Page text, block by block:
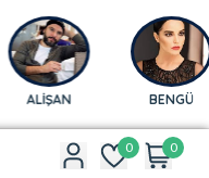
ALİŞAN BENGÜ
0 0